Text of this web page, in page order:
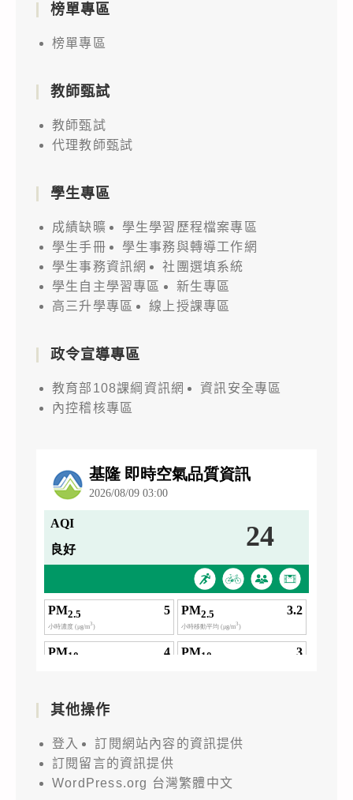
榜單專區
榜單專區
教師甄試
教師甄試
代理教師甄試
學生專區
成績缺曠
學生學習歷程檔案專區
學生手冊
學生事務與轉導工作網
學生事務資訊網
社團選填系統
學生自主學習專區
新生專區
高三升學專區
線上授課專區
政令宣導專區
教育部108課綱資訊網
資訊安全專區
內控稽核專區
其他操作
登入
訂閱網站內容的資訊提供
訂閱留言的資訊提供
WordPress.org 台灣繁體中文